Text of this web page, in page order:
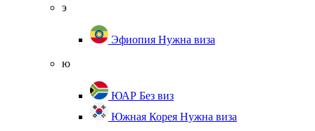
э
Эфиопия Нужна виза
ю
ЮАР Без виз
Южная Корея Нужна виза